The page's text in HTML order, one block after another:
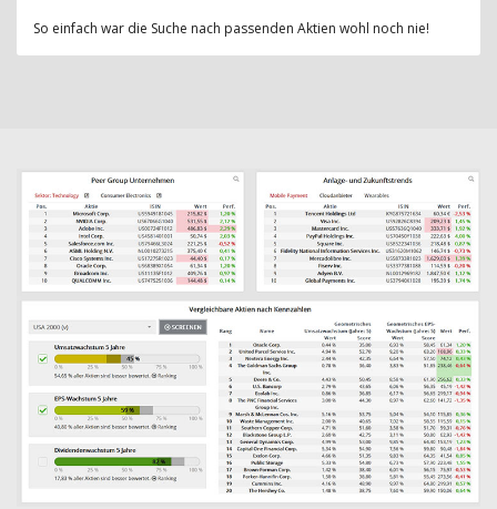
So einfach war die Suche nach passenden Aktien wohl noch nie!